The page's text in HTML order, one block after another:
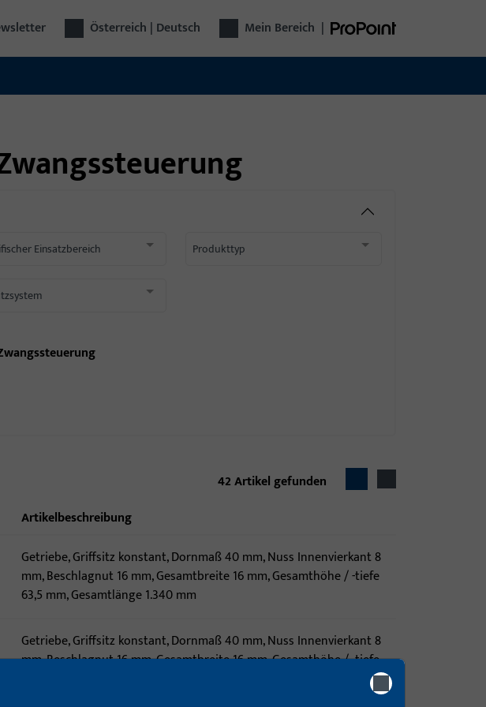
Österreich | Deutsch Mein Bereich |
Einsatzbereich Produkttyp
42Artikel gefunden
Artikelbeschreibung
Getriebe, Griffsitz konstant, Dornmaß 40 mm, Nuss Innenvierkant 8
mm, Beschlagnut 16 mm, Gesamtbreite 16 mm, Gesamthöhe / -tiefe
63,5 mm, Gesamtlänge 1.340 mm
Getriebe, Griffsitz konstant, Dornmaß 40 mm, Nuss Innenvierkant 8
mm, Beschlagnut 16 mm, Gesamtbreite 16 mm, Gesamthöhe / -tiefe